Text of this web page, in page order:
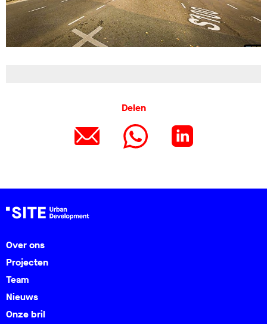
Delen
Over ons
Projecten
Team
Nieuws
Onze bril